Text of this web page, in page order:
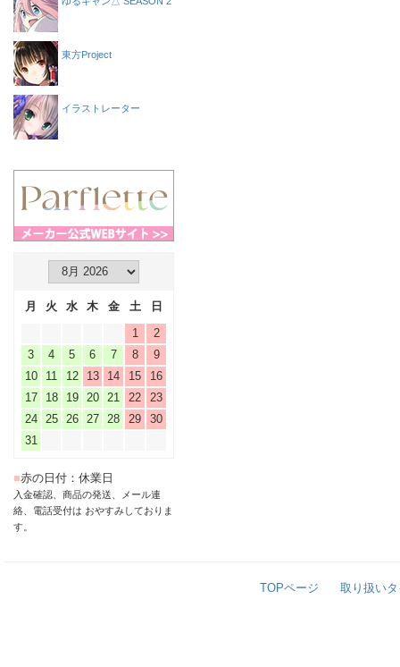
東方Project
イラストレーター
月 火 水 木 金 土
日
1
2
3
4 5 6 7 8
9
10
11 12 13 14 15
16
17
18 19 20 21 22
23
24
25 26 27 28 29
30
31
■赤の日付：休業日
入金確認、商品の発送、メール連
絡、電話受付は おやすみしておりま
す。
TOPページ 取り扱い